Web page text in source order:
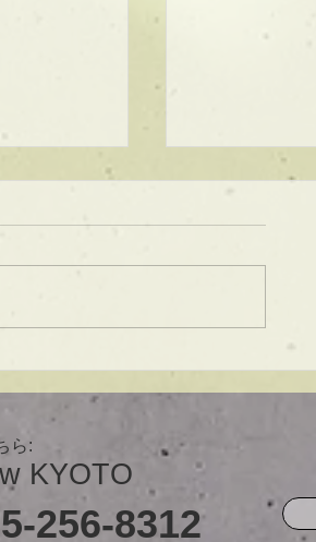
っとボ
ボブを提供
方はご相談
いませ。...
ュ！
ら:
KYOTO
256-8312